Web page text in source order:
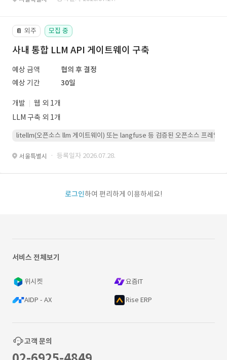
📔 외주 모집 중
사내 통합 LLM API 게이트웨이 구축
예상 금액
협의 후 결정
예상 기간
30일
개발
웹 외 1개
LLM 구축 외 1개
litellm(오픈소스 llm 게이트웨이) 또는 langfuse 등 검증된 오픈소스 프레임워
서울특별시 · 등록일자 2026.07.28.
로그인하여 편리하게 이용하세요!
서비스 전체보기
위시켓 요즘IT
AIDP - AX Rise ERP
고객 문의